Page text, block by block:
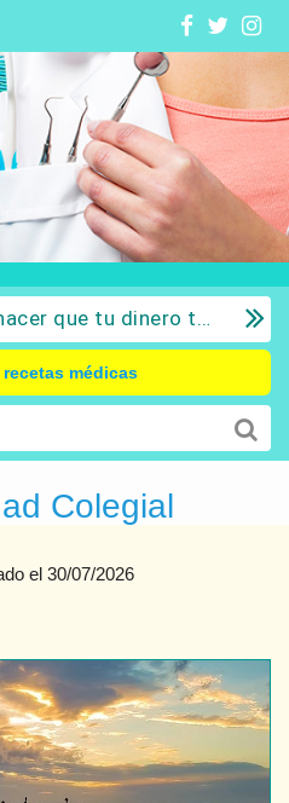
trabaje para ti: Del ahorro a la inversión con sentido común.
médicas
Colegial
el 30/07/2026